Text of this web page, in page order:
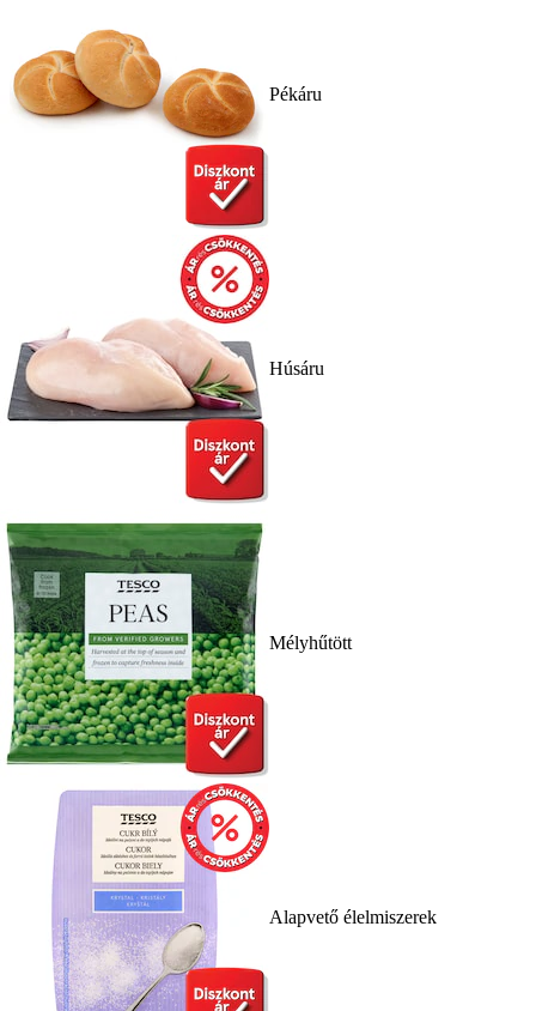
Pékáru
Húsáru
Mélyhűtött
Alapvető élelmiszerek